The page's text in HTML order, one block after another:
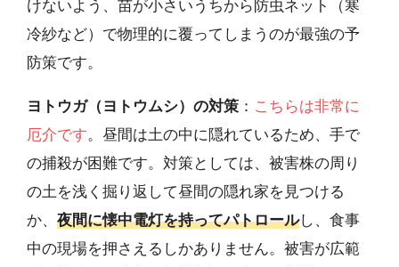
けないよう、苗が小さいうちから防虫ネット（寒
冷紗など）で物理的に覆ってしまうのが最強の予
防策です。
ヨトウガ（ヨトウムシ）の対策 ： こちらは非常に
厄介です。昼間は土の中に隠れているため、手で
の捕殺が困難です。対策としては、被害株の周り
の土を浅く掘り返して昼間の隠れ家を見つける
か、 夜間に懐中電灯を持ってパトロールし、食事
中の現場を押さえるしかありません。被害が広範